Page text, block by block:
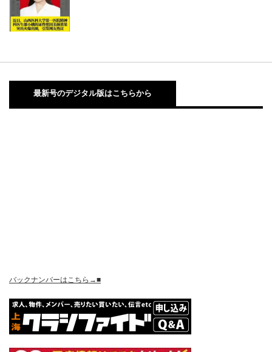
最新号のデジタル版はこちらから
バックナンバーはこちら→■